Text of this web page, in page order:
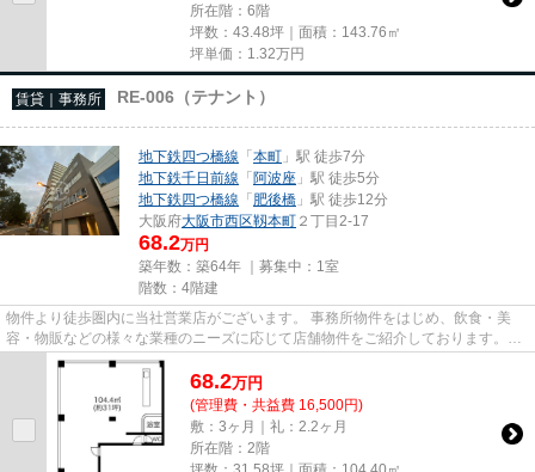
所在階：6階
坪数：43.48坪｜面積：143.76㎡
坪単価： 1.32万円
賃貸｜事務所 RE-006（テナント）
地下鉄四つ橋線 「本町 」駅 徒歩7分
地下鉄千日前線 「阿波座 」駅 徒歩5分
地下鉄四つ橋線 「肥後橋 」駅 徒歩12分
大阪府大阪市西区靱本町 ２丁目2-17
68.2万円
築年数：築64年 ｜募集中： 1室
階数：4階建
物件より徒歩圏内に当社営業店がございます。 事務所物件をはじめ、飲食・美
容・物販などの様々な業種のニーズに応じて店舗物件をご紹介しております。
尚、弊社ではおとり広告は一切...
68.2万円
(管理費・共益費 16,500円)
敷：3ヶ月｜礼：2.2ヶ月
所在階：2階